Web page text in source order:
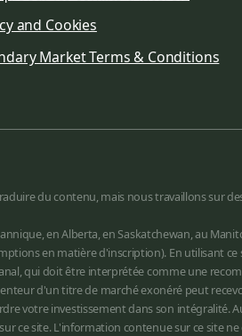
and Cookies
Market Terms & Conditions
du contenu, mais nous travaillons sur
en Alberta, en Saskatchewan, au
en matière d'inscription). En utilisant
qui doit être interprétée comme une
d'un titre de marché exonéré peut
votre investissement dans son intégralité.
ce site. L'information contenue sur ce site